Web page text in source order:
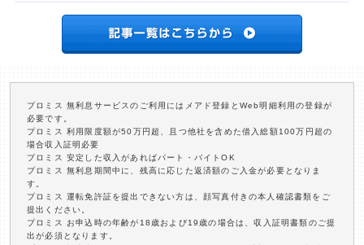
プロミス 無利息サービスのご利用にはメアド登録とWeb明細利用の登録が
必要です。
プロミス 利用限度額が50万円超、且つ他社を含めた借入総額100万円超の
場合収入証明必要
プロミス 安定した収入があればパート・バイトOK
プロミス 無利息期間中に、残高に応じた返済額のご入金が必要となりま
す。
プロミス 運転免許証を提出できない方は、顔写真付きの本人確認書類をご
提出ください。
プロミス お申込時の年齢が18歳および19歳の場合は、収入証明書類のご提
出が必須となります。